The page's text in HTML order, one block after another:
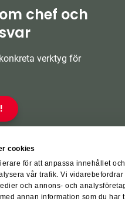
cookies
för att anpassa innehållet
vår trafik. Vi
och annons- och
annan information som du
chef och
verktyg för
Integritetspolicy